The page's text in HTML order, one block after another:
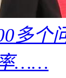
多个
率……